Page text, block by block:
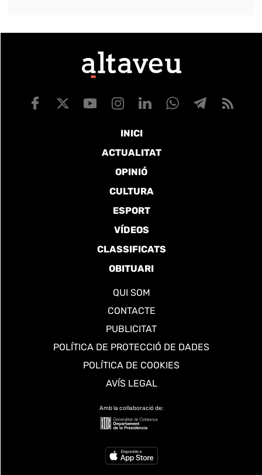
INICI
ACTUALITAT
OPINIÓ
CULTURA
ESPORT
VÍDEOS
CLASSIFICATS
OBITUARI
QUI SOM
CONTACTE
PUBLICITAT
POLÍTICA DE PROTECCIÓ DE DADES
POLÍTICA DE COOKIES
AVÍS LEGAL
Amb la col·laboració de: